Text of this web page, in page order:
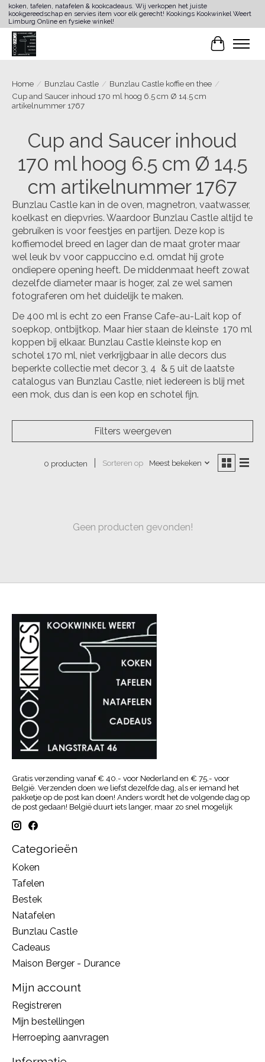
koken, tafelen, natafelen & kookcadeaus. Wij verkopen het juiste
kookgereedschap en servies item voor elk gerecht! Kookings Kookwinkel Weert
Limburg Online en fysieke winkel!
Home / Bunzlau Castle / Bunzlau Castle koffie en thee /
Cup and Saucer inhoud 170 ml hoog 6.5 cm Ø 14.5 cm
artikelnummer 1767
Cup and Saucer inhoud
170 ml hoog 6.5 cm Ø 14.5
cm artikelnummer 1767
Bunzlau Castle kan in de oven, magnetron, vaatwasser,
koelkast en diepvries. Waardoor Bunzlau Castle altijd te
gebruiken is voor feestjes en partijen. Deze kop is
koffiemodel breed en lager dan de maat groter maar
wel leuk bv voor cappuccino e.d. omdat hij grote
ondiepere opening heeft. De middenmaat heeft zowat
dezelfde diameter maar is hoger, zal ze wel samen
fotograferen om het duidelijk te maken.
De 400 ml is echt zo een Franse Cafe-au-Lait kop of
soepkop, ontbijtkop. Maar hier staan de kleinste 170 ml
koppen bij elkaar. Bunzlau Castle kleinste kop en
schotel 170 ml, niet verkrijgbaar in alle decors dus
beperkte collectie met decor 3, 4 & 5 uit de laatste
catalogus van Bunzlau Castle, niet iedereen is blij met
een mok, dus dan is een kop en schotel fijn.
Filters weergeven
0 producten Sorteren op Meest bekeken
Geen producten gevonden!
Gratis verzending vanaf € 40.- voor Nederland en € 75.- voor
België. Verzenden doen we liefst dezelfde dag, als er iemand het
pakketje op de post kan doen! Anders wordt het de volgende dag op
de post gedaan! België duurt iets langer, maar zo snel mogelijk
Categorieën
Koken
Tafelen
Bestek
Natafelen
Bunzlau Castle
Cadeaus
Maison Berger - Durance
Mijn account
Registreren
Mijn bestellingen
Herroeping aanvragen